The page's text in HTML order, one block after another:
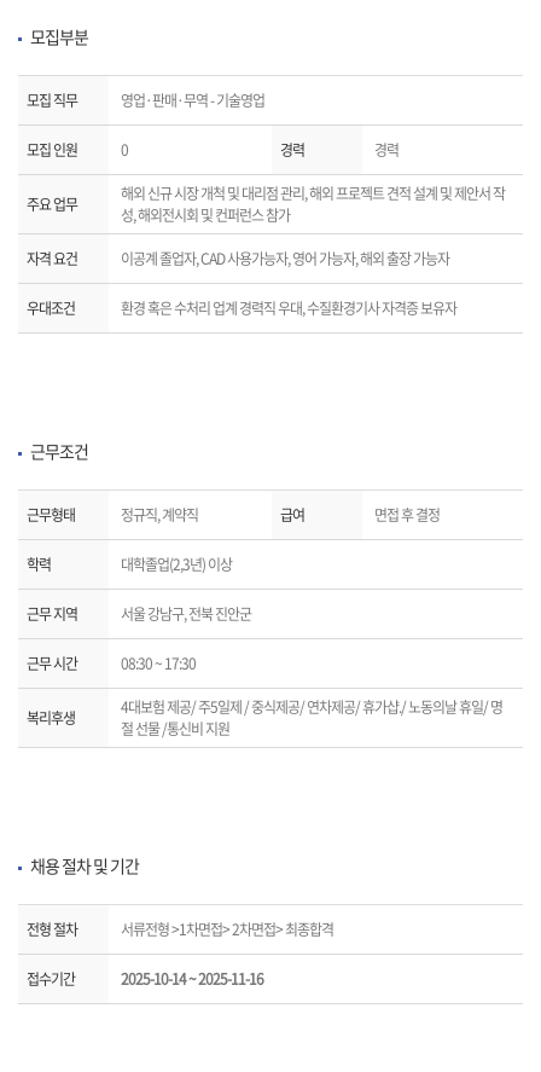
모집부분
모집 직무 영업·판매·무역 - 기술영업
모집 인원 0 경력 경력
주요 업무
해외 신규 시장 개척 및 대리점 관리, 해외 프로젝트 견적 설계 및 제안서 작
성, 해외전시회 및 컨퍼런스 참가
자격 요건
이공계 졸업자, CAD 사용가능자, 영어 가능자, 해외 출장 가능자
우대조건 환경 혹은 수처리 업계 경력직 우대, 수질환경기사 자격증 보유자
근무조건
근무형태 정규직, 계약직 급여 면접 후 결정
학력 대학졸업(2,3년) 이상
근무 지역 서울 강남구, 전북 진안군
근무 시간 08:30 ~ 17:30
복리후생
4대보험 제공/ 주5일제 / 중식제공/ 연차제공/ 휴가샵./ 노동의날 휴일/ 명
절 선물 /통신비 지원
채용 절차 및 기간
전형 절차 서류전형 >1차면접> 2차면접> 최종합격
접수기간 2025-10-14 ~ 2025-11-16